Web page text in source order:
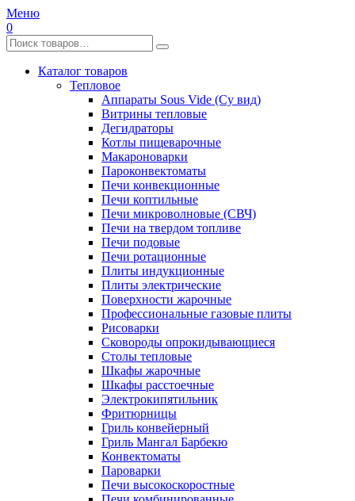
Меню
0
Каталог товаров
Тепловое
Аппараты Sous Vide (Су вид)
Витрины тепловые
Дегидраторы
Котлы пищеварочные
Макароноварки
Пароконвектоматы
Печи конвекционные
Печи коптильные
Печи микроволновые (СВЧ)
Печи на твердом топливе
Печи подовые
Печи ротационные
Плиты индукционные
Плиты электрические
Поверхности жарочные
Профессиональные газовые плиты
Рисоварки
Сковороды опрокидывающиеся
Столы тепловые
Шкафы жарочные
Шкафы расстоечные
Электрокипятильник
Фритюрницы
Гриль конвейерный
Гриль Мангал Барбекю
Конвектоматы
Пароварки
Печи высокоскоростные